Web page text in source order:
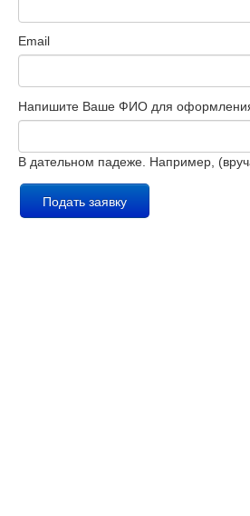
Email
Напишите Ваше ФИО для оформления
В дательном падеже. Например,
Подать заявку